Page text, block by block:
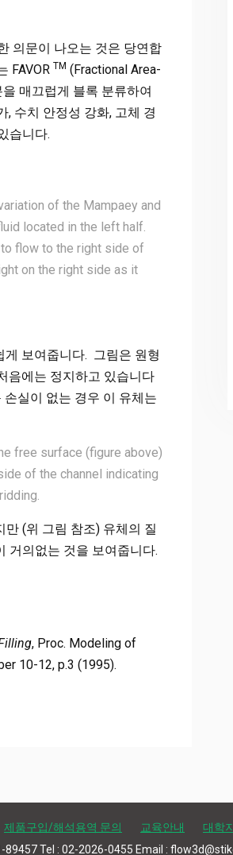
의문이 나오는 것은 당연합
FAVOR TM (Fractional Area-
매끄럽게 블록 분류하여
, 수치 안정성 강화, 고체 경
습니다.
of the Mampaey and
located in the left half.
flow to the right side of
on the right side as it
게 보여줍니다. 그림은 원형
음에는 정지하고 있습니다
실이 없는 경우 이 유체는
free surface (figure above)
of the channel indicating
(위 그림 참조) 유체의 질
거의없는 것을 보여줍니다.
, Proc. Modeling of
10-12, p.3 (1995).
제품구입/해석용역 문의 교육안내
대학
Tel : 02-2026-0455 Email :